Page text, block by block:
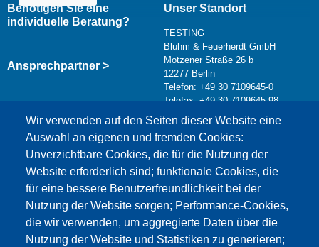
Wir verwenden auf den Seiten dieser Website eine
Auswahl an eigenen und fremden Cookies:
Unverzichtbare Cookies, die für die Nutzung der
Website erforderlich sind; funktionale Cookies, die
für eine bessere Benutzerfreundlichkeit bei der
Nutzung der Website sorgen; Performance-Cookies,
die wir verwenden, um aggregierte Daten über die
Nutzung der Website und Statistiken zu generieren;
Benötigen Sie eine
individuelle Beratung?
Ansprechpartner >
Unser Standort
TESTING
Bluhm & Feuerherdt GmbH
Motzener Straße 26 b
12277 Berlin
Telefon: +49 30 7109645-0
Telefax: +49 30 7109645-98
info@testing.de
Dieser Inhalt ist blockiert, da die Google Maps